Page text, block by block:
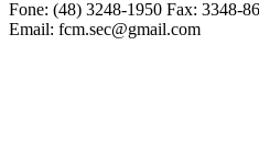
Fone: (48) 3248-1950 Fax: 3348-
Email: fcm.sec@gmail.com